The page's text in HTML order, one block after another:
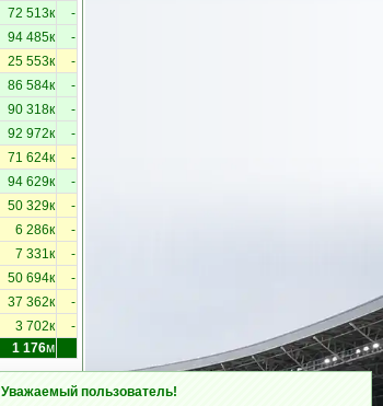
72 513к -
94 485к -
25 553к -
86 584к -
90 318к -
92 972к -
71 624к -
94 629к -
50 329к -
6 286к -
7 331к -
50 694к -
37 362к -
3 702к -
1 176м
Уважаемый пользователь!